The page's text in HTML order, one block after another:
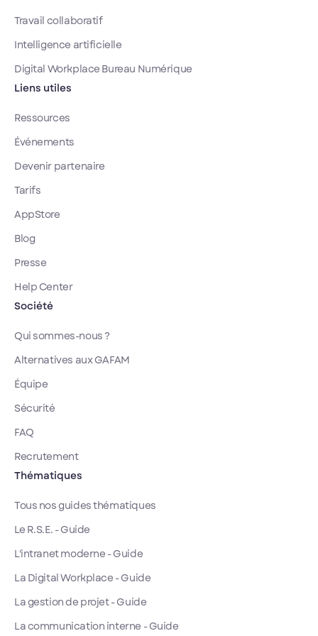
Travail collaboratif
Intelligence artificielle
Digital Workplace Bureau Numérique
Liens utiles
Ressources
Événements
Devenir partenaire
Tarifs
AppStore
Blog
Presse
Help Center
Société
Qui sommes-nous ?
Alternatives aux GAFAM
Équipe
Sécurité
FAQ
Recrutement
Thématiques
Tous nos guides thématiques
Le R.S.E. - Guide
L'intranet moderne - Guide
La Digital Workplace - Guide
La gestion de projet - Guide
La communication interne - Guide